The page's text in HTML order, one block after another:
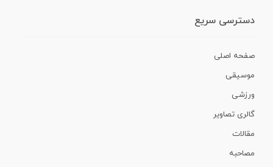
دسترسی سریع
صفحه اصلی
موسیقی
ورزشی
گالری تصاویر
مقالات
مصاحبه